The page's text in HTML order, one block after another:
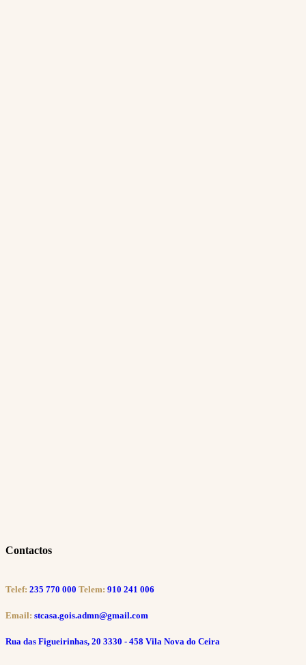
Contactos
Telef: 235 770 000 Telem: 910 241 006
Email: stcasa.gois.admn@gmail.com
Rua das Figueirinhas, 20 3330 - 458 Vila Nova do Ceira